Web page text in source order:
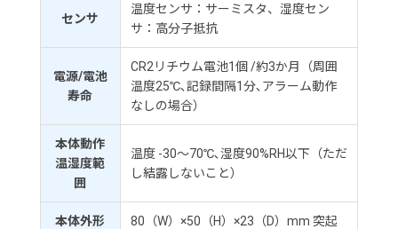
センサ
温度センサ：サーミスタ、湿度セン
サ：高分子抵抗
電源/電池
寿命
CR2リチウム電池1個 /約3か月（周囲
温度25℃､記録間隔1分､アラーム動作
なしの場合）
本体動作
温湿度範
囲
温度 -30～70℃､湿度90%RH以下（ただ
し結露しないこと）
本体外形
80（W）×50（H）×23（D）mm 突起